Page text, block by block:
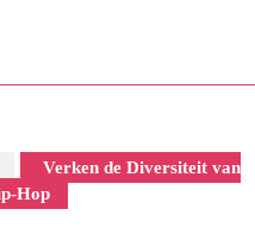
Verken de Diversiteit van
Hop